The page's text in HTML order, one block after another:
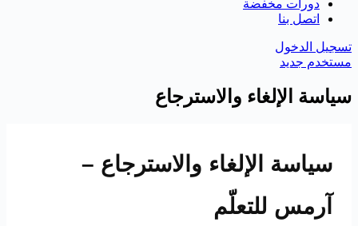
دورات مخفضة
اتصل بنا
تسجيل الدخول
مستخدم جديد
سياسة الإلغاء والاسترجاع
سياسة الإلغاء والاسترجاع –
آرمس للتعلّم